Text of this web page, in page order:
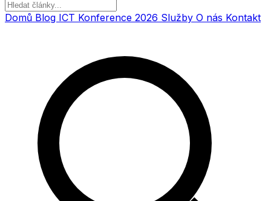
Domů Blog ICT Konference 2026 Služby O nás Kontakt